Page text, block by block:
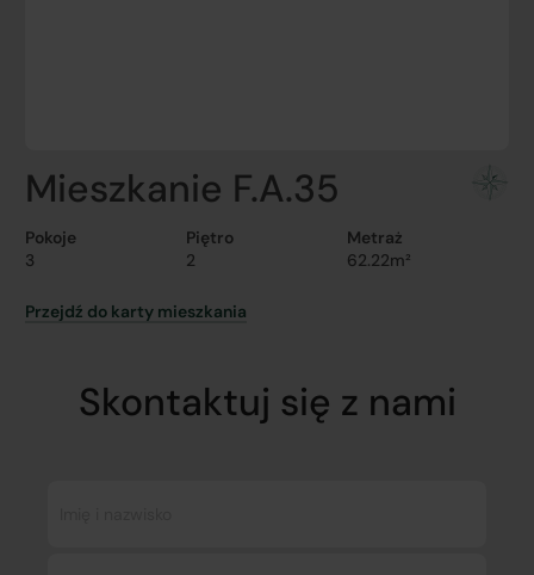
Mieszkanie F.A.35
Pokoje
3
Piętro
2
Metraż
62.22m²
Przejdź do karty mieszkania
Skontaktuj się z nami